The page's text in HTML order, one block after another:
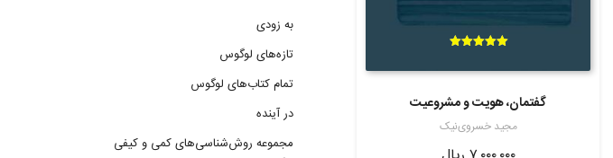
گفتمان، هویت و مشروعیت
مجید خسروی‌نیک
به زودی
تازه‌های لوگوس
تمام کتاب‌های لوگوس
در آینده
مجموعه روش‌شناسی‌های کمی و کیفی